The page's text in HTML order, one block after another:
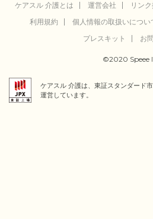
ケアスル 介護とは 運営会社 リン
利用規約
個人情報の取扱いについ
プレスキット
お
©2020 Speee
ケアスル 介護は、東証スタンダード
運営しています。